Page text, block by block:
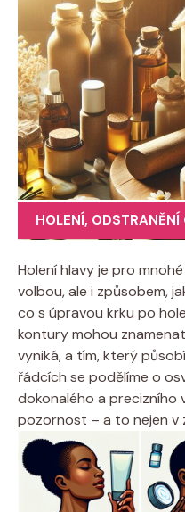
HOLENÍ, ODSTRANĚNÍ
Holení hlavy je pro
volbou, ale i způsobem,
co s úpravou krku po
kontury mohou
vyniká, a tím, který
řádcích se podělíme o
dokonalého a precizního
pozornost – a to nejen v